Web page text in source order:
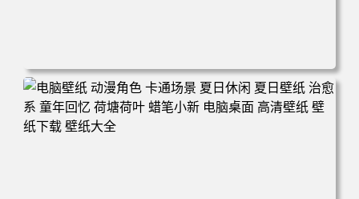
电脑壁纸 二次元角色 动漫角色 女帝 波雅·汉库克 波雅汉库
克 海贼王 电脑桌面 高清壁纸 壁纸下载 壁纸大全